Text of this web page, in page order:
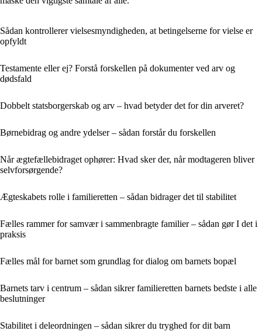
Sådan kontrollerer vielsesmyndigheden, at betingelserne for vielse er
opfyldt
Testamente eller ej? Forstå forskellen på dokumenter ved arv og
dødsfald
Dobbelt statsborgerskab og arv – hvad betyder det for din arveret?
Børnebidrag og andre ydelser – sådan forstår du forskellen
Når ægtefællebidraget ophører: Hvad sker der, når modtageren bliver
selvforsørgende?
Ægteskabets rolle i familieretten – sådan bidrager det til stabilitet
Fælles rammer for samvær i sammenbragte familier – sådan gør I det i
praksis
Fælles mål for barnet som grundlag for dialog om barnets bopæl
Barnets tarv i centrum – sådan sikrer familieretten barnets bedste i alle
beslutninger
Stabilitet i deleordningen – sådan sikrer du tryghed for dit barn